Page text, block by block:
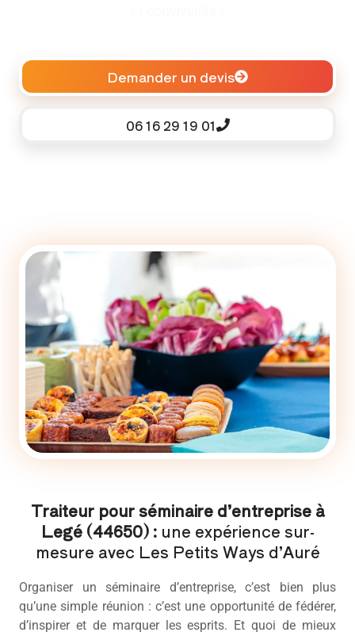
Demander un devis
06 16 29 19 01
Traiteur pour séminaire d’entreprise à
Legé (44650) :une expérience sur-
mesure avec Les Petits Ways d’Auré
Organiser un séminaire d’entreprise, c’est bien plus
qu’une simple réunion : c’est une opportunité de fédérer,
d’inspirer et de marquer les esprits. Et quoi de mieux